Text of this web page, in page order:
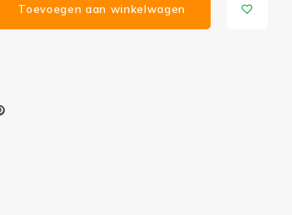
Toevoegen aan winkelwagen